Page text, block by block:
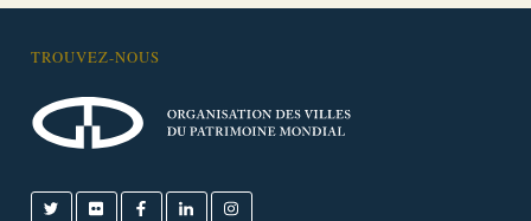
TROUVEZ-NOUS